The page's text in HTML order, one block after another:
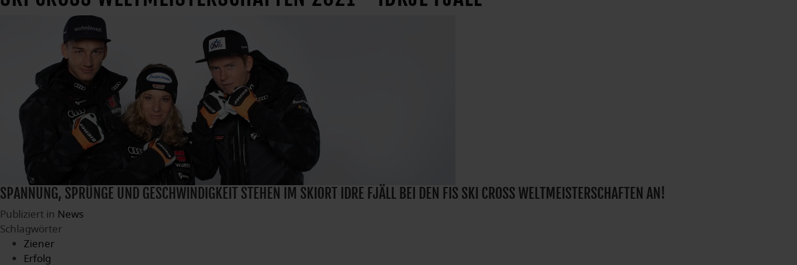
SPANNUNG, SPRÜNGE UND GESCHWINDIGKEIT STEHEN IM SKIORT IDRE FJÄLL BEI DEN FIS SKI CROSS WELTMEISTERSCHAFTEN AN!
Publiziert in News
Schlagwörter
Ziener
Erfolg